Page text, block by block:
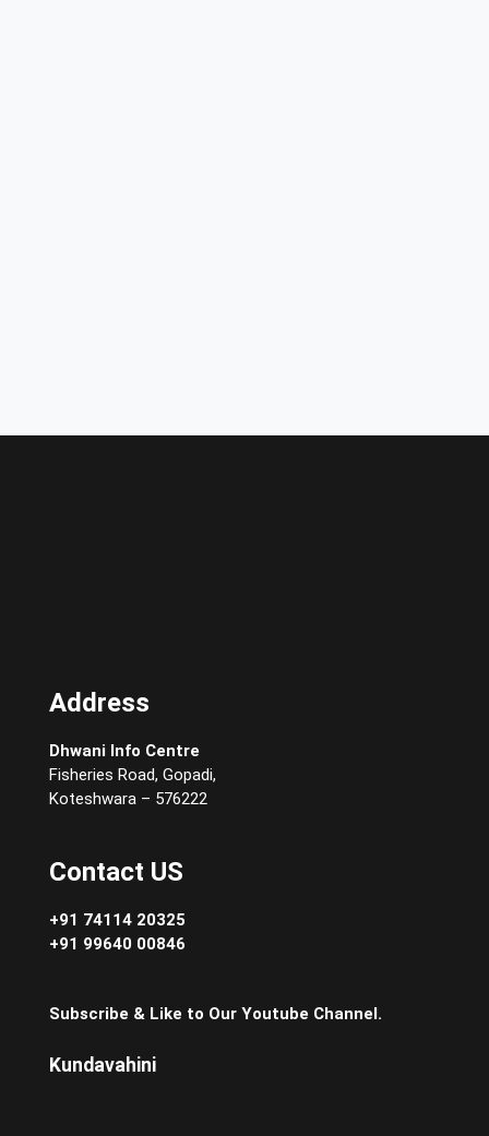
Address
Dhwani Info Centre
Fisheries Road, Gopadi,
Koteshwara – 576222
Contact US
+91 74114 20325
+91 99640 00846
Subscribe & Like to Our Youtube Channel.
Kundavahini